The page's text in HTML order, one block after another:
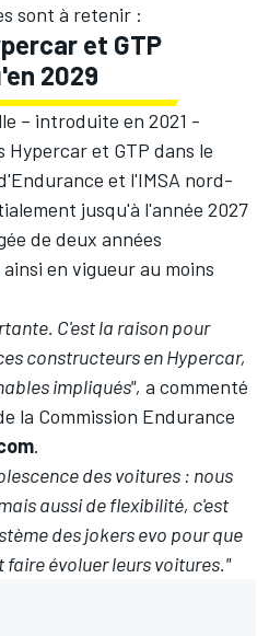
sont à retenir :
et GTP
2029
– introduite en 2021 -
et GTP dans le
et l'IMSA nord-
jusqu'à l'année 2027
de deux années
en vigueur au moins
C'est la raison pour
constructeurs en Hypercar,
impliqués", a commenté
la Commission Endurance
.
des voitures : nous
aussi de flexibilité, c'est
des jokers evo pour que
évoluer leurs voitures."